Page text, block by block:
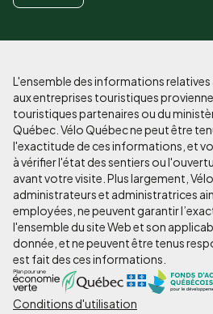
L'ensemble des informations
aux entreprises touristiques
touristiques partenaires ou du
Québec. Vélo Québec ne peut être
l'exactitude de ces informations, et
à vérifier l'état des sentiers ou
avant votre visite. Plus largement,
administrateurs et administratrices
employées, ne peuvent garantir
l'ensemble du site Web et son
donnée, et ne peuvent être tenus
est fait des ces informations.
Pied
Conditions d'utilisation